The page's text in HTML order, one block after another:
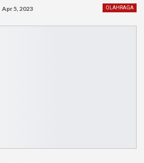
OLAHRAGA
Apr 5, 2023